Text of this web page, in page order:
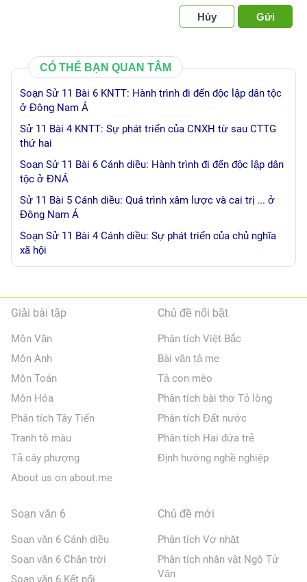
Hủy Gửi
CÓ THỂ BẠN QUAN TÂM
Soạn Sử 11 Bài 6 KNTT: Hành trình đi đến độc lập dân tộc
ở Đông Nam Á
Sử 11 Bài 4 KNTT: Sự phát triển của CNXH từ sau CTTG
thứ hai
Soạn Sử 11 Bài 6 Cánh diều: Hành trình đi đến độc lập dân
tộc ở ĐNÁ
Sử 11 Bài 5 Cánh diều: Quá trình xâm lược và cai trị ... ở
Đông Nam Á
Soạn Sử 11 Bài 4 Cánh diều: Sự phát triển của chủ nghĩa
xã hội
Giải bài tập
Môn Văn
Môn Anh
Môn Toán
Môn Hóa
Phân tích Tây Tiến
Tranh tô màu
Tả cây phượng
About us on about.me
Chủ đề nổi bật
Phân tích Việt Bắc
Bài văn tả mẹ
Tả con mèo
Phân tích bài thơ Tỏ lòng
Phân tích Đất nước
Phân tích Hai đứa trẻ
Định hướng nghề nghiệp
Soạn văn 6
Soạn văn 6 Cánh diều
Soạn văn 6 Chân trời
Soạn văn 6 Kết nối
Chủ đề mới
Phân tích Vợ nhặt
Phân tích nhân vật Ngô Tử
Văn